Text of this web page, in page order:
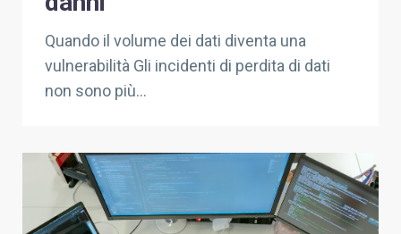
Quando il volume dei dati diventa una
vulnerabilità Gli incidenti di perdita di dati
non sono più...